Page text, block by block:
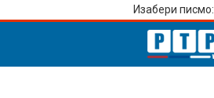
Изабери писмо: